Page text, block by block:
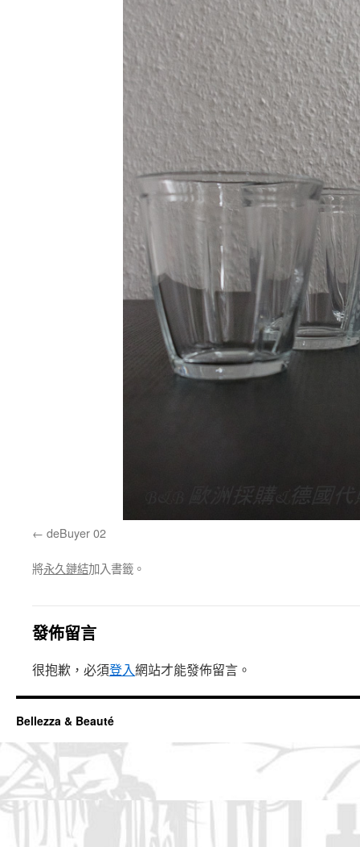
deBuyer 02
將永久鏈結加入書籤。
發佈留言
很抱歉，必須登入網站才能發佈留言。
Bellezza & Beauté